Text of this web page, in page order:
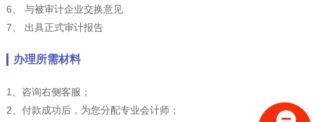
6、 与被审计企业交换意见
7、 出具正式审计报告
办理所需材料
1、咨询右侧客服；
2、付款成功后，为您分配专业会计师；